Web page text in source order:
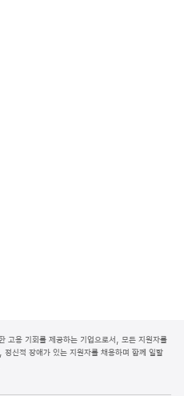
용 기회를 제공하는 기업으로서, 모든 지원자를
신적 장애가 있는 지원자를 채용하며 함께 일할